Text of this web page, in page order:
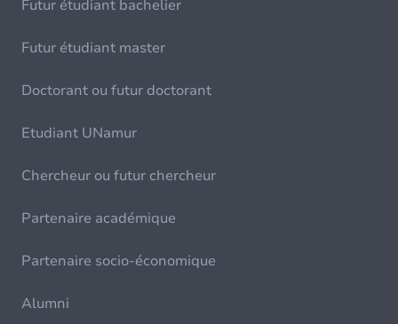
Futur étudiant bachelier
Futur étudiant master
Doctorant ou futur doctorant
Etudiant UNamur
Chercheur ou futur chercheur
Partenaire académique
Partenaire socio-économique
Alumni